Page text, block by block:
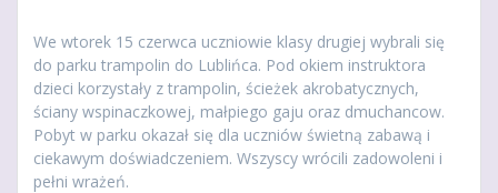
We wtorek 15 czerwca uczniowie klasy drugiej wybrali się
do parku trampolin do Lublińca. Pod okiem instruktora
dzieci korzystały z trampolin, ścieżek akrobatycznych,
ściany wspinaczkowej, małpiego gaju oraz dmuchancow.
Pobyt w parku okazał się dla uczniów świetną zabawą i
ciekawym doświadczeniem. Wszyscy wrócili zadowoleni i
pełni wrażeń.